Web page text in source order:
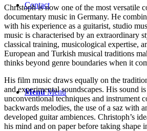
Contact
Menü Menü
Christoph is now one of the most versatile
documentary music in Germany. He
with his experience as a guitarist, studio
music is characterised by an extraordinary
classical training, musicological expertise,
European and Turkish musical traditions
thinks beyond genre boundaries when it
His film music draws equally on the
and experimental soundscapes. His sound
unconventional techniques and instrument
backwards melodies, the use of a saz with
developed guitar ambiences. Christoph’s
his mind and on paper before taking shape